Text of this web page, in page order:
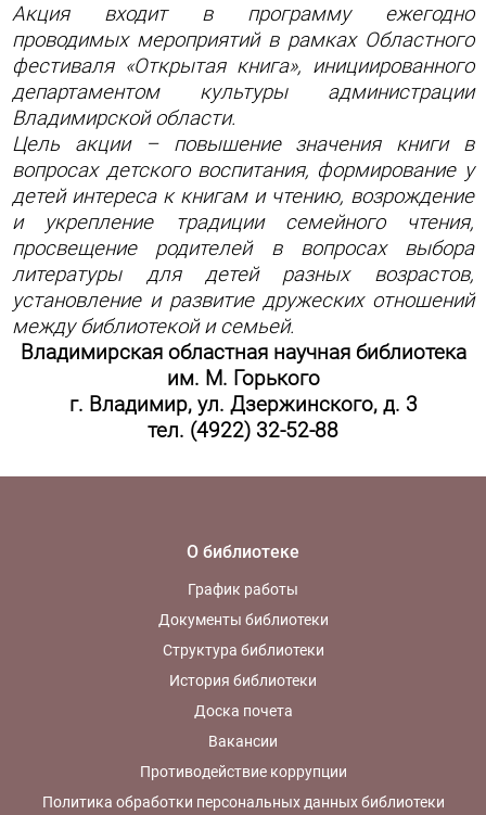
Акция входит в программу ежегодно
проводимых мероприятий в рамках Областного
фестиваля «Открытая книга», инициированного
департаментом культуры администрации
Владимирской области.
Цель акции – повышение значения книги в
вопросах детского воспитания, формирование у
детей интереса к книгам и чтению, возрождение
и укрепление традиции семейного чтения,
просвещение родителей в вопросах выбора
литературы для детей разных возрастов,
установление и развитие дружеских отношений
между библиотекой и семьей.
Владимирская областная научная библиотека
им. М. Горького
г. Владимир, ул. Дзержинского, д. 3
тел. (4922) 32-52-88
О библиотеке
График работы
Документы библиотеки
Структура библиотеки
История библиотеки
Доска почета
Вакансии
Противодействие коррупции
Политика обработки персональных данных библиотеки